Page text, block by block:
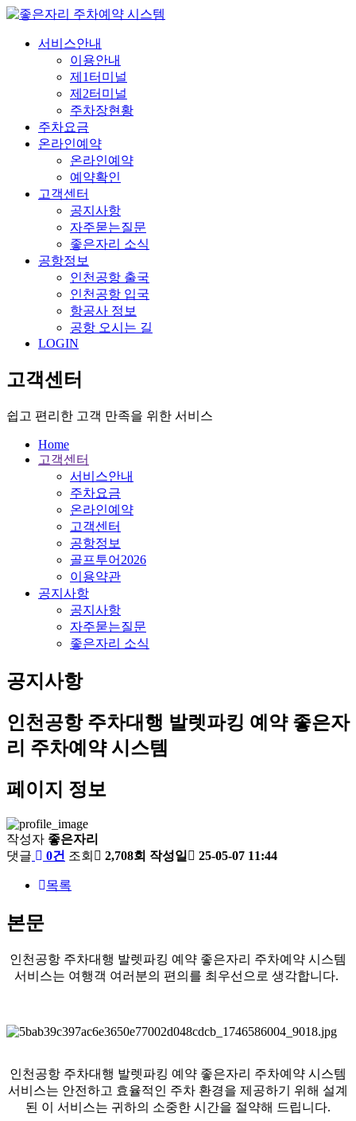
서비스안내
이용안내
제1터미널
제2터미널
주차장현황
주차요금
온라인예약
온라인예약
예약확인
고객센터
공지사항
자주묻는질문
좋은자리 소식
공항정보
인천공항 출국
인천공항 입국
항공사 정보
공항 오시는 길
LOGIN
고객센터
쉽고 편리한 고객 만족을 위한 서비스
Home
고객센터
서비스안내
주차요금
온라인예약
고객센터
공항정보
골프투어2026
이용약관
공지사항
공지사항
자주묻는질문
좋은자리 소식
공지사항
인천공항 주차대행 발렛파킹 예약 좋은자
리 주차예약 시스템
페이지 정보
작성자 좋은자리
댓글
0건 조회 2,708회 작성일 25-05-07 11:44
목록
본문
인천공항 주차대행 발렛파킹 예약 좋은자리 주차예약 시스템
서비스는 여행객 여러분의 편의를 최우선으로 생각합니다.
인천공항 주차대행 발렛파킹 예약 좋은자리 주차예약 시스템
서비스는 안전하고 효율적인 주차 환경을 제공하기 위해 설계
된 이 서비스는 귀하의 소중한 시간을 절약해 드립니다.